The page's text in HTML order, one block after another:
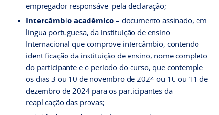
empregador responsável pela declaração;
Intercâmbio acadêmico – documento assinado, em
língua portuguesa, da instituição de ensino
Internacional que comprove intercâmbio, contendo
identificação da instituição de ensino, nome completo
do participante e o período do curso, que contemple
os dias 3 ou 10 de novembro de 2024 ou 10 ou 11 de
dezembro de 2024 para os participantes da
reaplicação das provas;